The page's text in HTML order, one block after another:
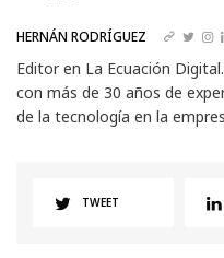
HERNÁN RODRÍGUEZ
Editor en La Ecuación
con más de 30 años de
de la tecnología en la
TWEET